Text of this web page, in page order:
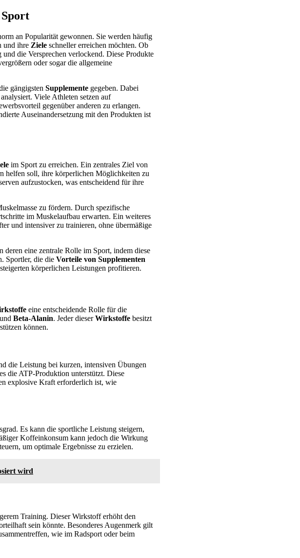
an Popularität gewonnen. Sie werden häufig
und ihre Ziele schneller erreichen möchten. Ob
die Versprechen verlockend. Diese Produkte
oder sogar die allgemeine
gängigsten Supplemente gegeben. Dabei
Viele Athleten setzen auf
gegenüber anderen zu erlangen.
Auseinandersetzung mit den Produkten ist
im Sport zu erreichen. Ein zentrales Ziel von
helfen soll, ihre körperlichen Möglichkeiten zu
aufzustocken, was entscheidend für ihre
zu fördern. Durch spezifische
im Muskelaufbau erwarten. Ein weiteres
und intensiver zu trainieren, ohne übermäßige
deren eine zentrale Rolle im Sport, indem diese
Sportler, die die Vorteile von Supplementen
körperlichen Leistungen profitieren.
eine entscheidende Rolle für die
und Beta-Alanin. Jeder dieserWirkstoffe besitzt
können.
die Leistung bei kurzen, intensiven Übungen
die ATP-Produktion unterstützt. Diese
explosive Kraft erforderlich ist, wie
Es kann die sportliche Leistung steigern,
Koffeinkonsum kann jedoch die Wirkung
um optimale Ergebnisse zu erzielen.
wird
Training. Dieser Wirkstoff erhöht den
sein könnte. Besonderes Augenmerk gilt
wie im Radsport oder beim